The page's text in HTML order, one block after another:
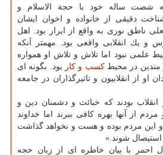
شصت ساله خود با حجة الاسلام و
دقیقی از خانواده و اخوان ایشان
ناطق نوری به واقع از ابرار بود. اهل
و یك انقلابی واقعی بود. مهمتر آنكه
علمی نبود اما تلاش و تلاش او همواره
متدین در محیطكسب و كار بود. بگونه ای
او از انقلابیون و تاثیرگذاران در جامعه
انقلاب بودند كه خبائث و دشمنان دین و
مردم از آنها بهره كافی ببرند اما خداوند
و این مردم بوده و هست و نخواهد گذاشت
استیصال شوند.»
احمر با بیان خاطره ای از زبان حجه